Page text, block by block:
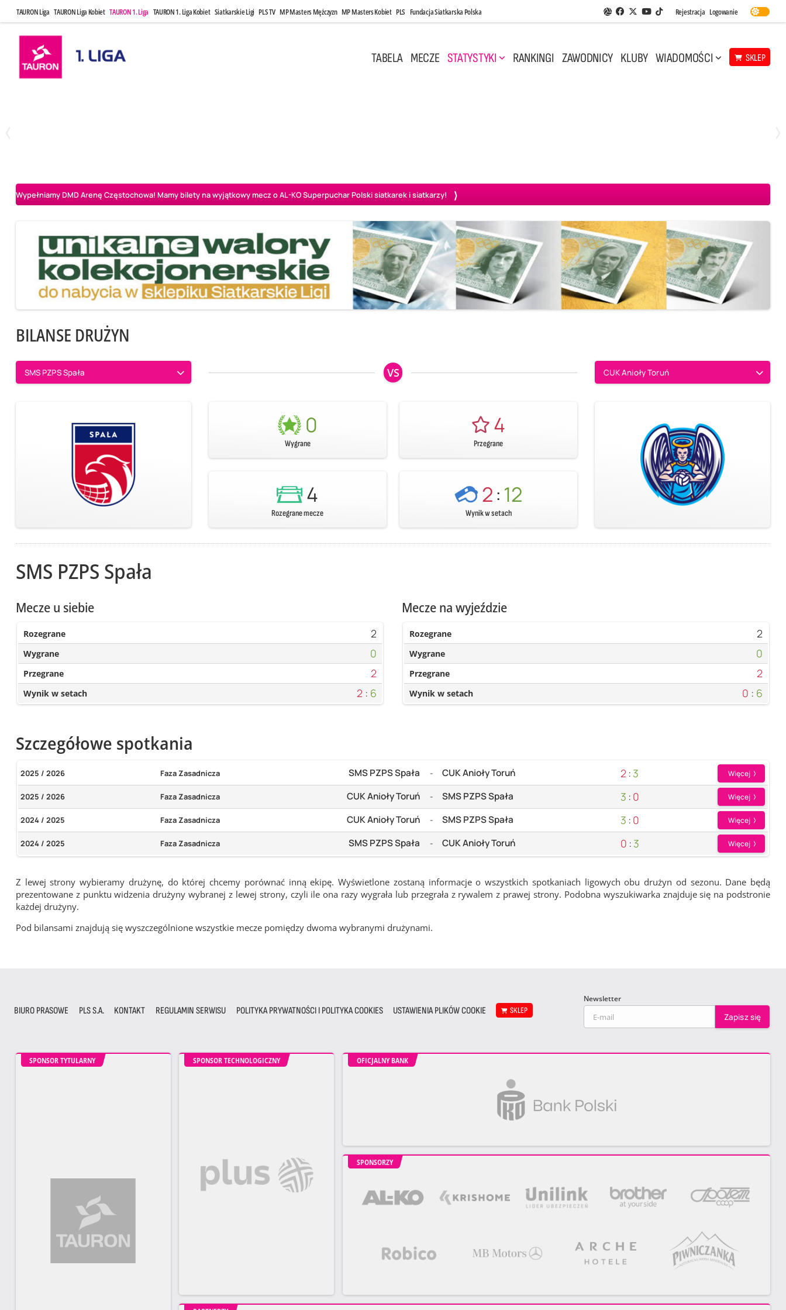
TAURON Liga TAURON Liga Kobiet TAURON 1. Liga TAURON 1. Liga Kobiet Siatkarskie Ligi PLS TV MP Masters Mężczyzn MP Masters Kobiet PLS Fundacja Siatkarska Polska Aplikacja Siatkarskie Ligi
Facebook
Twitter
Youtube
TikTok
Rejestracja Logowanie
TABELA MECZE STATYSTYKI RANKINGI ZAWODNICY KLUBY WIADOMOŚCI SKLEP
Wypełniamy DMD Arenę Częstochowa! Mamy bilety na wyjątkowy mecz o AL-KO Superpuchar Polski siatkarek i siatkarzy!
BILANSE DRUŻYN
SMS PZPS Spała VS CUK Anioły Toruń
0
Wygrane
4
Przegrane
4
Rozegrane mecze
2:12
Wynik w setach
SMS PZPS Spała
Mecze u siebie
Rozegrane 2
Wygrane 0
Przegrane 2
Wynik w setach 2 : 6
Mecze na wyjeździe
Rozegrane 2
Wygrane 0
Przegrane 2
Wynik w setach 0 : 6
Szczegółowe spotkania
2025 / 2026 Faza Zasadnicza SMS PZPS Spała - CUK Anioły Toruń 2 : 3 Więcej
2025 / 2026 Faza Zasadnicza CUK Anioły Toruń - SMS PZPS Spała 3 : 0 Więcej
2024 / 2025 Faza Zasadnicza CUK Anioły Toruń - SMS PZPS Spała 3 : 0 Więcej
2024 / 2025 Faza Zasadnicza SMS PZPS Spała - CUK Anioły Toruń 0 : 3 Więcej
Z lewej strony wybieramy drużynę, do której chcemy porównać inną ekipę. Wyświetlone zostaną informacje o wszystkich spotkaniach ligowych obu drużyn od sezonu. Dane będą
prezentowane z punktu widzenia drużyny wybranej z lewej strony, czyli ile ona razy wygrała lub przegrała z rywalem z prawej strony. Podobna wyszukiwarka znajduje się na podstronie
każdej drużyny.
Pod bilansami znajdują się wyszczególnione wszystkie mecze pomiędzy dwoma wybranymi drużynami.
BIURO PRASOWE PLS S.A. KONTAKT REGULAMIN SERWISU POLITYKA PRYWATNOŚCI I POLITYKA COOKIES USTAWIENIA PLIKÓW COOKIE SKLEP
Newsletter
SPONSOR TYTULARNY SPONSOR TECHNOLOGICZNY OFICJALNY BANK
SPONSORZY